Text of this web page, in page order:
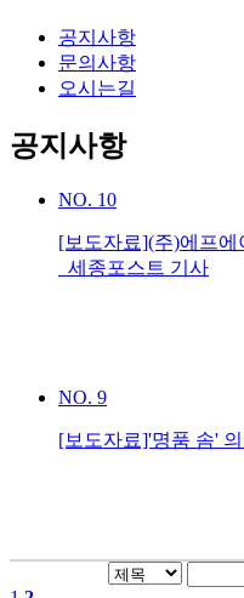
공지사항
문의사항
오시는길
공지사항
NO. 10
[보도자료](주)에프
_세종포스트 기사
NO. 9
[보도자료]'명품 솜'